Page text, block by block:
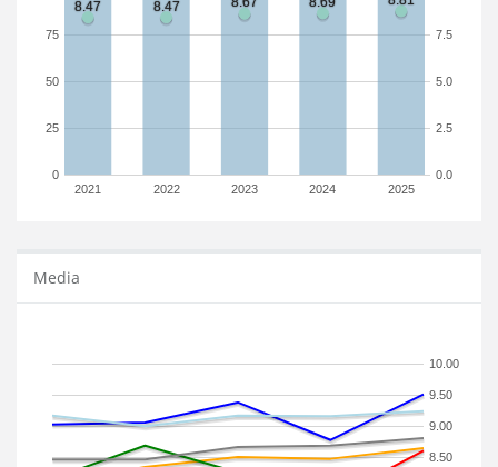
2021 2022 2023 2024 2025
0
25
50
75
0.0
2.5
5.0
7.5
Media
8.50
9.00
9.50
10.00